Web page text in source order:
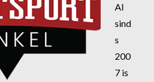
Al
sind
s
200
7 is